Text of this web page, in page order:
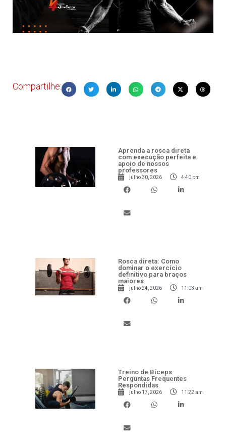
Compartilhe:
Aprenda a rosca direta
com execução perfeita e
apoio de nossos
professores
julho 30, 2026 4:40 pm
Rosca direta: Como
dominar o exercício
definitivo para braços
maiores
julho 24, 2026 11:03 am
Treino de Bíceps:
Perguntas Frequentes
Respondidas
julho 17, 2026 11:22 am